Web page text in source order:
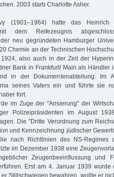
2003 starb Charlotte Asher.
(1901–1964) hatte das Heinrich
dem Reifezeugnis
neu gegründeten Hamburger
Chemie an der Technischen
also auch in der Zeit der
Bank in Frankfurt/ Main als Händler
in der Dokumentenabteilung. Im
seines Vaters ein und führte sie
fort.
im Zuge der "Arisierung" der
Polizeipräsidenten im August
Die "Dritte Verordnung zum
und Kennzeichnung jüdischer
nach Richtlinien des NS-Regimes
im Dezember 1938 eine
Zeugenbeeinflussung und
Erst am 4. Januar 1939
Stillschwiegen bewahren, wollte er